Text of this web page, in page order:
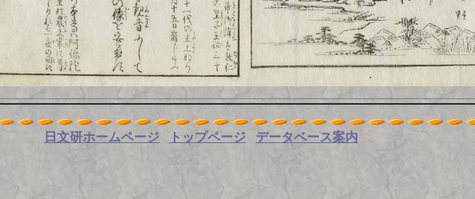
日文研ホームページ トップページ データベース案内